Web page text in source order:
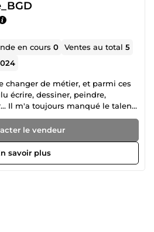
en cours0 Ventes au total5
changer de métier, et parmi ces
écrire, dessiner, peindre,
Il m'a toujours manqué le talent
créatif m'a toujours
ma rigueur, mon sens du
mon amour pour ce
ont fait de moi l'assistante
et créatrices qui cherchent
le vendeur
savoir plus